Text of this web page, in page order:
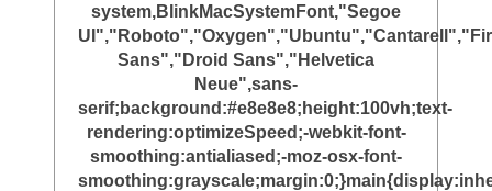
system,BlinkMacSystemFont,"Segoe
Sans","Droid Sans","Helvetica
Neue",sans-
serif;background:#e8e8e8;height:100vh;text-
rendering:optimizeSpeed;-webkit-font-
smoothing:antialiased;-moz-osx-font-